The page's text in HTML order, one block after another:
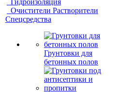
Гидроизоляция
Очистители Растворители
Спецсредства
Грунтовки для
бетонных полов